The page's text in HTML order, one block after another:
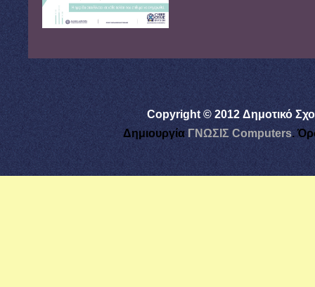
Copyright © 2012 Δημοτικό
Δημιουργία ΓΝΩΣΙΣ Computers.